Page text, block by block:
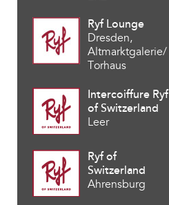
Ryf Lounge
Dresden,
Altmarktgalerie/
Torhaus
Intercoiffure Ryf
of Switzerland
Leer
Ryf of
Switzerland
Ahrensburg